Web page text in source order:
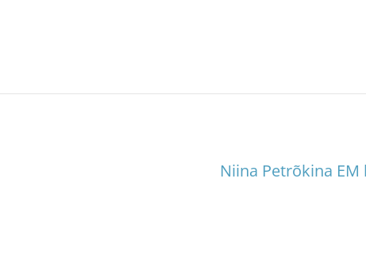
Niina Petrõkina